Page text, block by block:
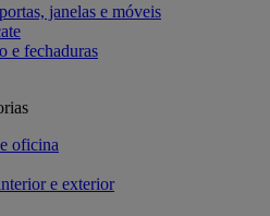
janelas e móveis
e fechaduras
oficina
e exterior